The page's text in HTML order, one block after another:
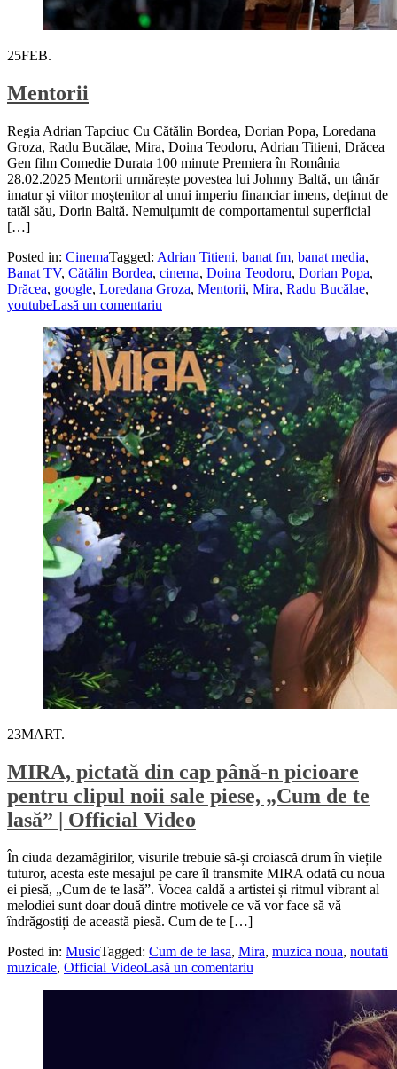
25FEB.
Mentorii
Regia Adrian Tapciuc Cu Cătălin Bordea, Dorian Popa, Loredana
Groza, Radu Bucălae, Mira, Doina Teodoru, Adrian Titieni, Drăcea
Gen film Comedie Durata 100 minute Premiera în România
28.02.2025 Mentorii urmărește povestea lui Johnny Baltă, un tânăr
imatur și viitor moștenitor al unui imperiu financiar imens, deținut de
tatăl său, Dorin Baltă. Nemulțumit de comportamentul superficial
[…]
Posted in: CinemaTagged: Adrian Titieni, banat fm, banat media,
Banat TV, Cătălin Bordea, cinema, Doina Teodoru, Dorian Popa,
Drăcea, google, Loredana Groza, Mentorii, Mira, Radu Bucălae,
youtubeLasă un comentariu
23MART.
MIRA, pictată din cap până-n picioare
pentru clipul noii sale piese, „Cum de te
lasă” | Official Video
În ciuda dezamăgirilor, visurile trebuie să-și croiască drum în viețile
tuturor, acesta este mesajul pe care îl transmite MIRA odată cu noua
ei piesă, „Cum de te lasă”. Vocea caldă a artistei și ritmul vibrant al
melodiei sunt doar două dintre motivele ce vă vor face să vă
îndrăgostiți de această piesă. Cum de te […]
Posted in: MusicTagged: Cum de te lasa, Mira, muzica noua, noutati
muzicale, Official VideoLasă un comentariu